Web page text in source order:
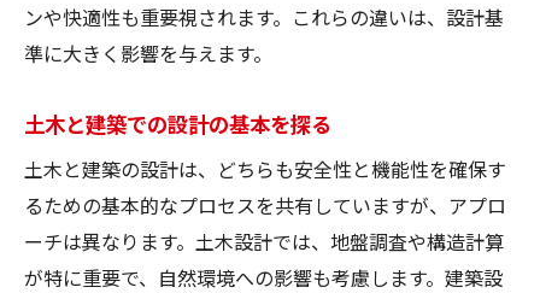
ンや快適性も重要視されます。これらの違いは、設計基
準に大きく影響を与えます。
土木と建築での設計の基本を探る
土木と建築の設計は、どちらも安全性と機能性を確保す
るための基本的なプロセスを共有していますが、アプロ
ーチは異なります。土木設計では、地盤調査や構造計算
が特に重要で、自然環境への影響も考慮します。建築設